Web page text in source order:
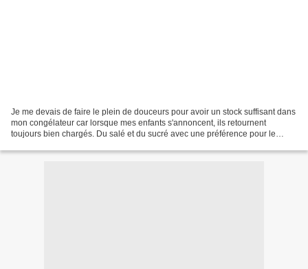
Je me devais de faire le plein de douceurs pour avoir un stock suffisant dans
mon congélateur car lorsque mes enfants s'annoncent, ils retournent
toujours bien chargés. Du salé et du sucré avec une préférence pour le